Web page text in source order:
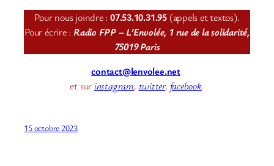
Pour nous joindre : 07.53.10.31.95 (appels et textos).
Pour écrire : Radio FPP – L’Envolée, 1 rue de la solidarité,
75019 Paris
contact@lenvolee.net
et sur instagram, twitter, facebook.
15 octobre 2023